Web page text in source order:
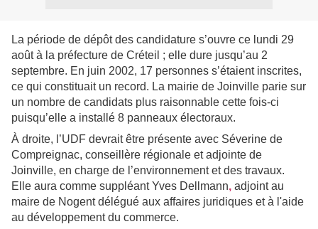
La période de dépôt des candidature s’ouvre ce lundi 29
août à la préfecture de Créteil ; elle dure jusqu’au 2
septembre. En juin 2002, 17 personnes s’étaient inscrites,
ce qui constituait un record. La mairie de Joinville parie sur
un nombre de candidats plus raisonnable cette fois-ci
puisqu’elle a installé 8 panneaux électoraux.
À droite, l’UDF devrait être présente avec Séverine de
Compreignac, conseillère régionale et adjointe de
Joinville, en charge de l’environnement et des travaux.
Elle aura comme suppléant Yves Dellmann, adjoint au
maire de Nogent délégué aux affaires juridiques et à l'aide
au développement du commerce.